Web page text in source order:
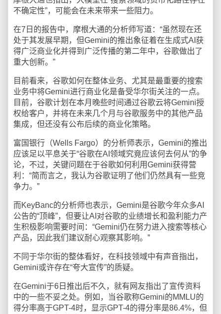
不确定性”，可能会在未来带来一些阻力。
在7日的报告中，摩根大通的分析师写道：“虽然现在还
处于其发展早期，但Gemini的推出象征着在生成式AI获
得广泛商业化并得到广泛传播的第二年中，谷歌做出了
重大创新。”
目前看来，谷歌如何在整体业务、尤其是最重要的搜索
业务中将Gemini进行商业化是备受华尔街关注的一点。
目前，谷歌计划在本月晚些时间通过谷歌云将Gemini授
权给客户，并将在未来几个月与谷歌服务中的其他产品
集成，但还没有公布后续的商业化策略。
富国银行（Wells Fargo）的分析师表示，Gemini的推出
应该足以平息关于“谷歌在AI领域究竟应该何去何从”的争
论，不过，关键问题在于谷歌如何利用Gemini获得营
利：“简而言之，我认为谷歌证明了他们仍然具有一些竞
争力。”
而KeyBanc的分析师也表示，Gemini是谷歌今年众多AI
公告的“顶峰”，但要让AI对谷歌的业绩增长和盈利能力产
生积极影响需要时间：“Gemini仍在努力进入搜索等核心
产品，因此我们建议耐心观察其影响。”
不同于华尔街的整体看好，在科技领域中有声音指出，
Gemini或许存在“夸大宣传”的质疑。
在Gemini于6日推出后不久，就有网友指出了宣传资料
中的一些不妥之处。例如，当谷歌称Gemini的MMLU的
得分率高于GPT-4时，显示GPT-4的得分率是86.4%，但